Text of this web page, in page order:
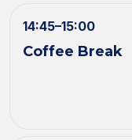
14:45–15:00
Coffee Break